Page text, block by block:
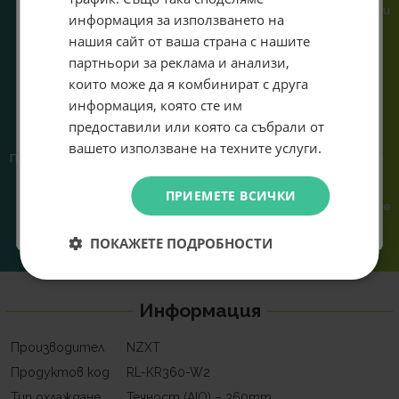
или справяне с проблем.
гарантираме бърза реакция и
познаване на твоята
система.
Предлагаме различни методи
на плащане, включително
възможност за плащане с
криптовалута.
Ние сме малък екип и точно
затова поемаме лична
отговорност за всяка
поръчка. Ако има проблем – не
решаваме.
Информация
Производител
NZXT
Продуктов код
RL-KR360-W2
информация за използването на
нашия сайт от ваша страна с нашите
партньори за реклама и анализи,
които може да я комбинират с друга
информация, която сте им
предоставили или която са събрали от
вашето използване на техните услуги.
ПРИЕМЕТЕ ВСИЧКИ
ПОКАЖЕТЕ ПОДРОБНОСТИ
специални предложения само за теб като
въведеш само email адрес и получи отстъпка от
първата ти поръчка.
Email
Не искам подарък